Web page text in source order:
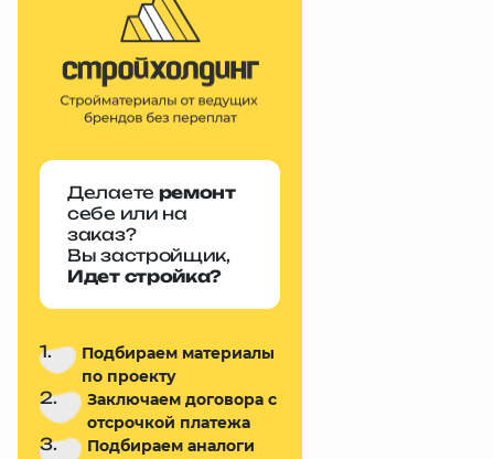
Делаете ремонт
себе или на
заказ?
Вы застройщик,
Идет стройка?
1.
Подбираем материалы
по проекту
2.
Заключаем договора с
отсрочкой платежа
3. Подбираем аналоги